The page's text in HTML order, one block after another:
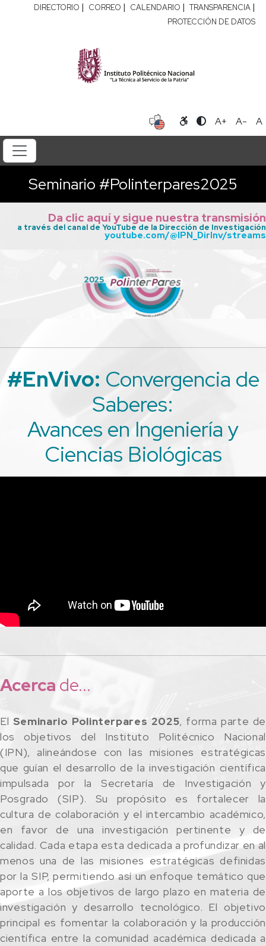
DIRECTORIO | CORREO | CALENDARIO | TRANSPARENCIA |
PROTECCIÓN DE DATOS
A+ A- A
Seminario #Polinterpares2025
Da clic aquí y sigue nuestra transmisión
a través del canal de YouTube de la Dirección de Investigación
youtube.com/@IPN_DirInv/streams
#EnVivo: Convergencia de
Saberes:
Avances en Ingeniería y
Ciencias Biológicas
Acerca de...
El Seminario Polinterpares 2025, forma parte de
los objetivos del Instituto Politécnico Nacional
(IPN), alineándose con las misiones estratégicas
que guían el desarrollo de la investigación científica
impulsada por la Secretaría de Investigación y
Posgrado (SIP). Su propósito es fortalecer la
cultura de colaboración y el intercambio académico,
en favor de una investigación pertinente y de
calidad. Cada etapa esta dedicada a profundizar en al
menos una de las misiones estratégicas definidas
por la SIP, permitiendo así un enfoque temático que
aporte a los objetivos de largo plazo en materia de
investigación y desarrollo tecnológico. El objetivo
principal es fomentar la colaboración y la producción
científica entre la comunidad académica dedicada a